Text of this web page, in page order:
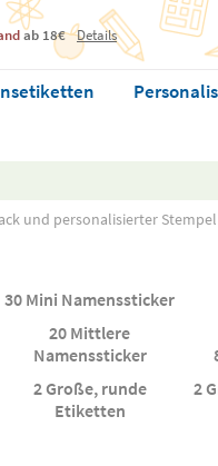
ab 18€ Details
und personalisierter Stempel
30 Mini Namenssticker
20 Mittlere
Namenssticker
2 Große, runde
Etiketten
2